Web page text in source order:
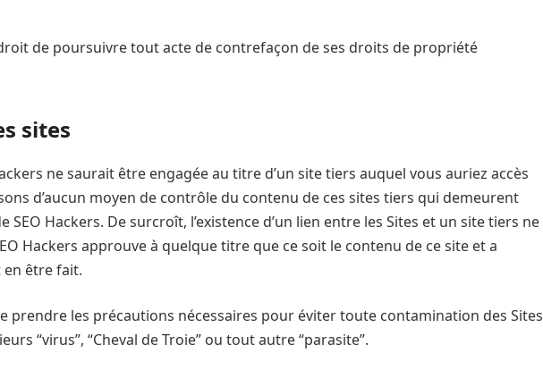
de poursuivre tout acte de contrefaçon de ses droits de propriété
sites
ne saurait être engagée au titre d’un site tiers auquel vous auriez accès
d’aucun moyen de contrôle du contenu de ces sites tiers qui demeurent
Hackers. De surcroît, l’existence d’un lien entre les Sites et un site tiers ne
Hackers approuve à quelque titre que ce soit le contenu de ce site et a
être fait.
prendre les précautions nécessaires pour éviter toute contamination des Sites
“virus”, “Cheval de Troie” ou tout autre “parasite”.